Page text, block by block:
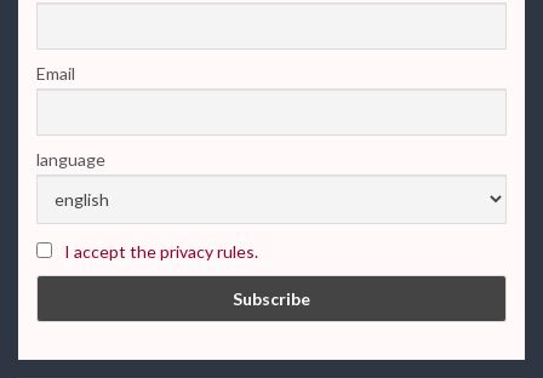
Email
language
I accept the privacy rules.